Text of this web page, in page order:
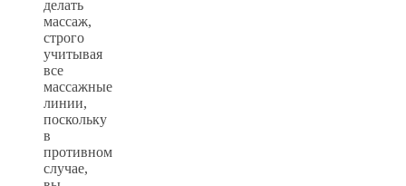
делать
массаж,
строго
учитывая
все
массажные
линии,
поскольку
в
противном
случае,